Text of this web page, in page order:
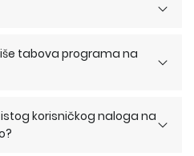
tabova programa na
korisničkog naloga na